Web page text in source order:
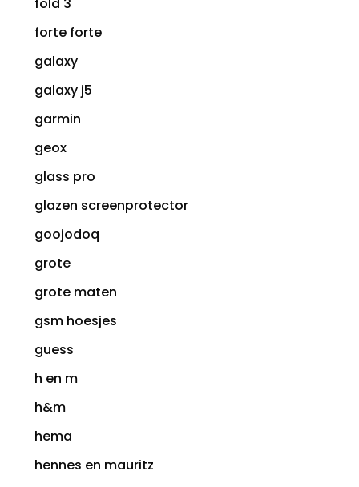
fold 3
forte forte
galaxy
galaxy j5
garmin
geox
glass pro
glazen screenprotector
goojodoq
grote
grote maten
gsm hoesjes
guess
h en m
h&m
hema
hennes en mauritz